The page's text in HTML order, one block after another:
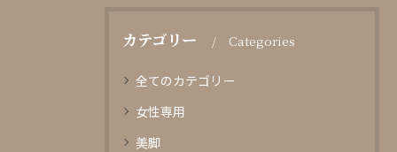
カテゴリー Categories
全てのカテゴリー
女性専用
美脚